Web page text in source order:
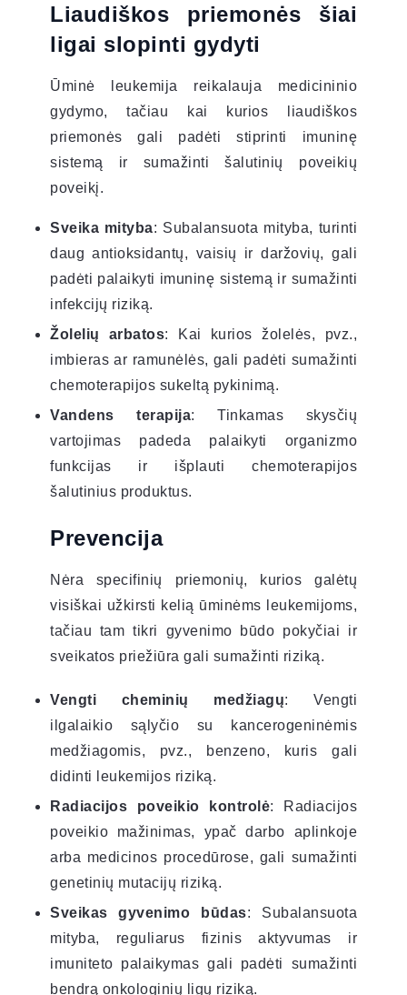
Liaudiškos priemonės šiai
ligai slopinti gydyti
Ūminė leukemija reikalauja medicininio
gydymo, tačiau kai kurios liaudiškos
priemonės gali padėti stiprinti imuninę
sistemą ir sumažinti šalutinių poveikių
poveikį.
Sveika mityba: Subalansuota mityba, turinti
daug antioksidantų, vaisių ir daržovių, gali
padėti palaikyti imuninę sistemą ir sumažinti
infekcijų riziką.
Žolelių arbatos: Kai kurios žolelės, pvz.,
imbieras ar ramunėlės, gali padėti sumažinti
chemoterapijos sukeltą pykinimą.
Vandens terapija: Tinkamas skysčių
vartojimas padeda palaikyti organizmo
funkcijas ir išplauti chemoterapijos
šalutinius produktus.
Prevencija
Nėra specifinių priemonių, kurios galėtų
visiškai užkirsti kelią ūminėms leukemijoms,
tačiau tam tikri gyvenimo būdo pokyčiai ir
sveikatos priežiūra gali sumažinti riziką.
Vengti cheminių medžiagų: Vengti
ilgalaikio sąlyčio su kancerogeninėmis
medžiagomis, pvz., benzeno, kuris gali
didinti leukemijos riziką.
Radiacijos poveikio kontrolė: Radiacijos
poveikio mažinimas, ypač darbo aplinkoje
arba medicinos procedūrose, gali sumažinti
genetinių mutacijų riziką.
Sveikas gyvenimo būdas: Subalansuota
mityba, reguliarus fizinis aktyvumas ir
imuniteto palaikymas gali padėti sumažinti
bendrą onkologinių ligų riziką.